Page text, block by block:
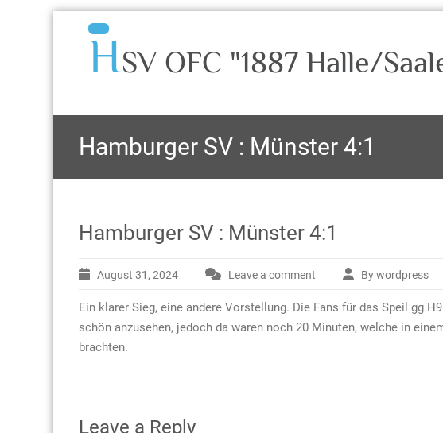
HSV OFC "1887 Halle/
Hamburger SV : Münster 4:1
Hamburger SV : Münster 4:1
August 31, 2024 Leave a comment By wordpress
Ein klarer Sieg, eine andere Vorstellung. Die Fans für das Speil gg
schön anzusehen, jedoch da waren noch 20 Minuten, welche in
brachten.
Leave a Reply